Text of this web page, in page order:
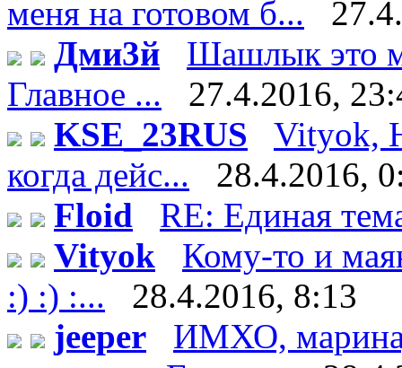
меня на готовом б...
Дми3й
Шашлык это
Главное ...
27.4.2016,
KSE_23RUS
Vityok,
когда дейс...
28.4.2016,
Floid
RE: Единая
Vityok
Кому-то и
:) :) :...
28.4.2016, 8:13
jeeper
ИМХО,